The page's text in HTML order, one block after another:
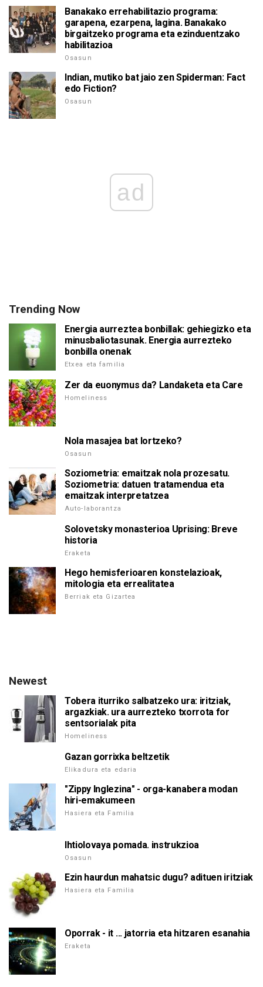
Banakako errehabilitazio programa:
garapena, ezarpena, lagina. Banakako
birgaitzeko programa eta ezinduentzako
habilitazioa
Osasun
Indian, mutiko bat jaio zen Spiderman: Fact
edo Fiction?
Osasun
ad
Trending Now
Energia aurreztea bonbillak: gehiegizko eta
minusbaliotasunak. Energia aurrezteko
bonbilla onenak
Etxea eta familia
Zer da euonymus da? Landaketa eta Care
Homeliness
Nola masajea bat lortzeko?
Osasun
Soziometria: emaitzak nola prozesatu.
Soziometria: datuen tratamendua eta
emaitzak interpretatzea
Auto-laborantza
Solovetsky monasterioa Uprising: Breve
historia
Eraketa
Hego hemisferioaren konstelazioak,
mitologia eta errealitatea
Berriak eta Gizartea
Newest
Tobera iturriko salbatzeko ura: iritziak,
argazkiak. ura aurrezteko txorrota for
sentsorialak pita
Homeliness
Gazan gorrixka beltzetik
Elikadura eta edaria
"Zippy Inglezina" - orga-kanabera modan
hiri-emakumeen
Hasiera eta Familia
Ihtiolovaya pomada. instrukzioa
Osasun
Ezin haurdun mahatsic dugu? adituen iritziak
Hasiera eta Familia
Oporrak - it ... jatorria eta hitzaren esanahia
Eraketa